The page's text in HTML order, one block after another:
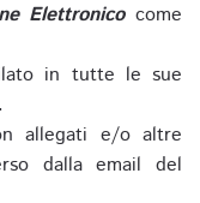
Elettronicocome
in tutte le sue
allegati e/o altre
dalla email del